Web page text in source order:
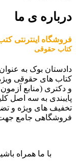
درباره ی ما
فروشگاه اینترنتی
کتاب حقوقی
دادستان بوک به
کتاب های حقوقی
و دکتری (منابع
پایبندی به سه اصل
تخفیف های ویژه و
فروشگاهی جامع
با ما همراه